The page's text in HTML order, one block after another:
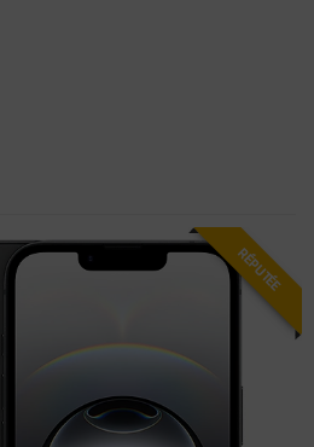
RÉPUTÉE